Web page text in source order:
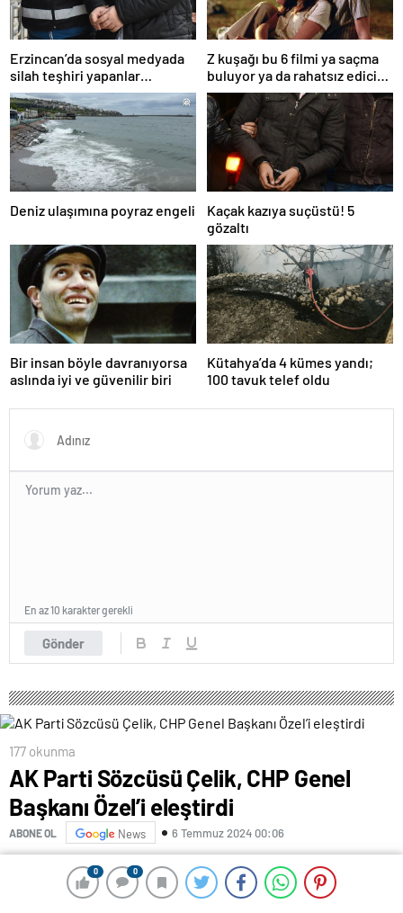
0 0
Erzincan’da sosyal medyada
silah teşhiri yapanlar
yakalandı
Z kuşağı bu 6 filmi ya saçma
buluyor ya da rahatsız edici
ve toksik!
Deniz ulaşımına poyraz engeli
Kaçak kazıya suçüstü! 5
gözaltı
Bir insan böyle davranıyorsa
aslında iyi ve güvenilir biri
Kütahya’da 4 kümes yandı;
100 tavuk telef oldu
Gönder
En az 10 karakter gerekli
177 okunma
AK Parti Sözcüsü Çelik, CHP Genel
Başkanı Özel’i eleştirdi
ABONE OL News 6 Temmuz 2024 00:06
0 0
AK Parti Genel Başkan Yardımcısı ve Parti Sözcüsü
Ömer Çelik, CHP Genel Başkanı Özgür Özel’i